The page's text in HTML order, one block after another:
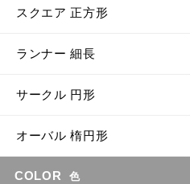
スクエア 正方形
ランナー 細長
サークル 円形
オーバル 楕円形
COLOR 色